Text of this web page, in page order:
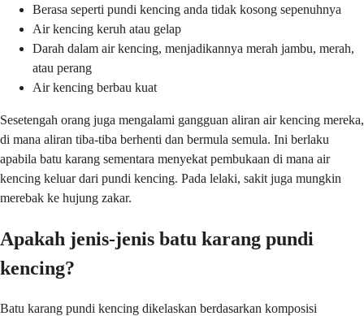
Berasa seperti pundi kencing anda tidak kosong sepenuhnya
Air kencing keruh atau gelap
Darah dalam air kencing, menjadikannya merah jambu, merah,
atau perang
Air kencing berbau kuat
Sesetengah orang juga mengalami gangguan aliran air kencing mereka,
di mana aliran tiba-tiba berhenti dan bermula semula. Ini berlaku
apabila batu karang sementara menyekat pembukaan di mana air
kencing keluar dari pundi kencing. Pada lelaki, sakit juga mungkin
merebak ke hujung zakar.
Apakah jenis-jenis batu karang pundi
kencing?
Batu karang pundi kencing dikelaskan berdasarkan komposisi